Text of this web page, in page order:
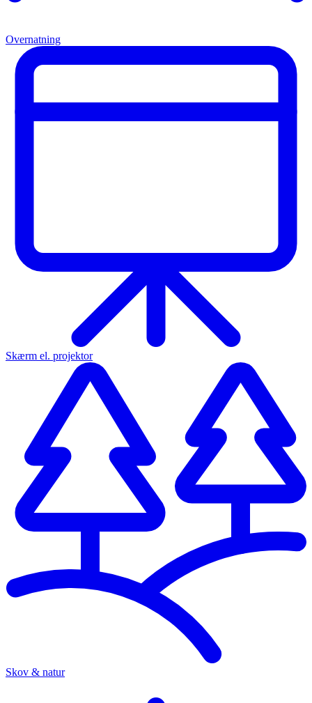
Overnatning
Skærm el. projektor
Skov & natur